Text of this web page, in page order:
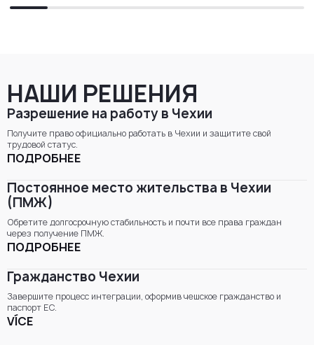
НАШИ РЕШЕНИЯ
Разрешение на работу в Чехии
Получите право официально работать в Чехии и защитите свой
трудовой статус.
ПОДРОБНЕЕ
Постоянное место жительства в Чехии
(ПМЖ)
Обретите долгосрочную стабильность и почти все права граждан
через получение ПМЖ.
ПОДРОБНЕЕ
Гражданство Чехии
Завершите процесс интеграции, оформив чешское гражданство и
паспорт ЕС.
VÍCE